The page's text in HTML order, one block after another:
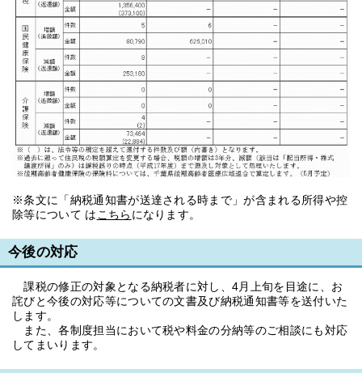
※条文に「納税通知書が送達される時まで」が含まれる所得や控
除等について は こちら になります。
今後の対応
課税の修正の対象となる納税者に対し、4月上旬を目途に、お
詫びと今後の対応等についての文書及び納税通知書等を送付いた
します。
また、各制度担当において税や料金の分納等のご相談にも対応
してまいります。